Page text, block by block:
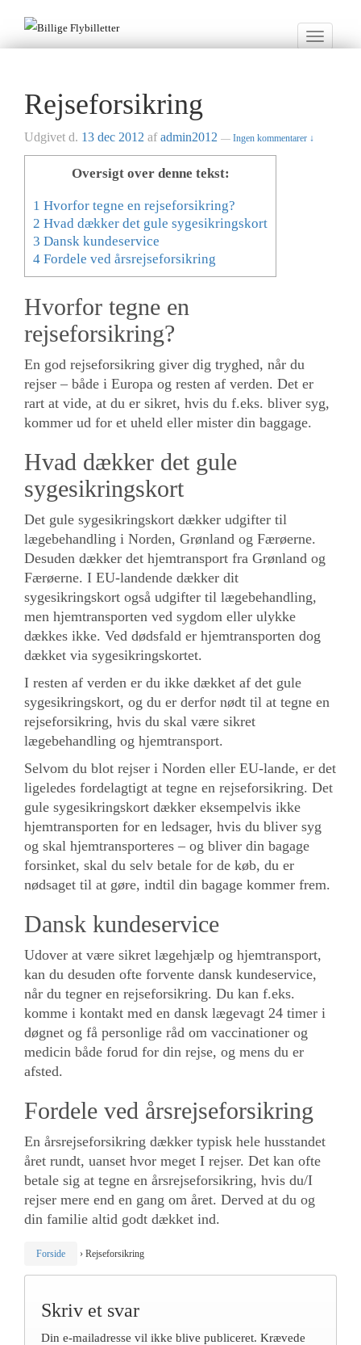
Toggle
Rejseforsikring
Udgivet d. 13 dec 2012 afadmin2012 — Ingen kommentarer ↓
Oversigt over denne tekst:
1 Hvorfor tegne en rejseforsikring?
2 Hvad dækker det gule sygesikringskort
3 Dansk kundeservice
4 Fordele ved årsrejseforsikring
Hvorfor tegne en
rejseforsikring?
En god rejseforsikring giver dig tryghed, når du
rejser – både i Europa og resten af verden. Det er
rart at vide, at du er sikret, hvis du f.eks. bliver syg,
kommer ud for et uheld eller mister din baggage.
Hvad dækker det gule
sygesikringskort
Det gule sygesikringskort dækker udgifter til
lægebehandling i Norden, Grønland og Færøerne.
Desuden dækker det hjemtransport fra Grønland og
Færøerne. I EU-landende dækker dit
sygesikringskort også udgifter til lægebehandling,
men hjemtransporten ved sygdom eller ulykke
dækkes ikke. Ved dødsfald er hjemtransporten dog
dækket via sygesikringskortet.
I resten af verden er du ikke dækket af det gule
sygesikringskort, og du er derfor nødt til at tegne en
rejseforsikring, hvis du skal være sikret
lægebehandling og hjemtransport.
Selvom du blot rejser i Norden eller EU-lande, er det
ligeledes fordelagtigt at tegne en rejseforsikring. Det
gule sygesikringskort dækker eksempelvis ikke
hjemtransporten for en ledsager, hvis du bliver syg
og skal hjemtransporteres – og bliver din bagage
forsinket, skal du selv betale for de køb, du er
nødsaget til at gøre, indtil din bagage kommer frem.
Dansk kundeservice
Udover at være sikret lægehjælp og hjemtransport,
kan du desuden ofte forvente dansk kundeservice,
når du tegner en rejseforsikring. Du kan f.eks.
komme i kontakt med en dansk lægevagt 24 timer i
døgnet og få personlige råd om vaccinationer og
medicin både forud for din rejse, og mens du er
afsted.
Fordele ved årsrejseforsikring
En årsrejseforsikring dækker typisk hele husstandet
året rundt, uanset hvor meget I rejser. Det kan ofte
betale sig at tegne en årsrejseforsikring, hvis du/I
rejser mere end en gang om året. Derved at du og
din familie altid godt dækket ind.
Forside › Rejseforsikring
Skriv et svar
Din e-mailadresse vil ikke blive publiceret. Krævede